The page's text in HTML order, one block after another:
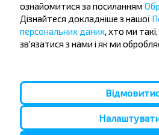
подорожувати
дешевше?
подорожуй з нами дешевше!
ознайомитися за посиланням
Дізнайтеся докладніше з нашої
персональних даних , хто ми
зв'язатися з нами і як ми